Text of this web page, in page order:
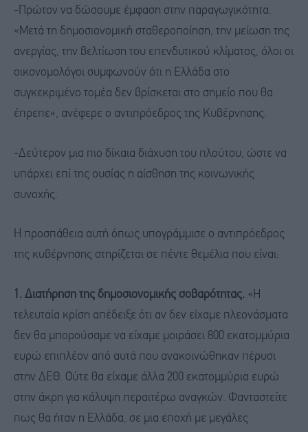
-Πρώτον να δώσουμε έμφαση στην παραγωγικότητα.
«Μετά τη δημοσιονομική σταθεροποίηση, την μείωση της
ανεργίας, την βελτίωση του επενδυτικού κλίματος, όλοι οι
οικονομολόγοι συμφωνούν ότι η Ελλάδα στο
συγκεκριμένο τομέα δεν βρίσκεται στο σημείο που θα
έπρεπε», ανέφερε ο αντιπρόεδρος της Κυβέρνησης.
-Δεύτερον μια πιο δίκαια διάχυση του πλούτου, ώστε να
υπάρχει επί της ουσίας η αίσθηση της κοινωνικής
συνοχής.
Η προσπάθεια αυτή όπως υπογράμμισε ο αντιπρόεδρος
της κυβέρνησης στηρίζεται σε πέντε θεμέλια που είναι:
1. Διατήρηση της δημοσιονομικής σοβαρότητας. «Η
τελευταία κρίση απέδειξε ότι αν δεν είχαμε πλεονάσματα
δεν θα μπορούσαμε να είχαμε μοιράσει 800 εκατομμύρια
ευρώ επιπλέον από αυτά που ανακοινώθηκαν πέρυσι
στην ΔΕΘ. Ούτε θα είχαμε άλλα 200 εκατομμύρια ευρώ
στην άκρη για κάλυψη περαιτέρω αναγκών. Φανταστείτε
πως θα ήταν η Ελλάδα, σε μια εποχή με μεγάλες